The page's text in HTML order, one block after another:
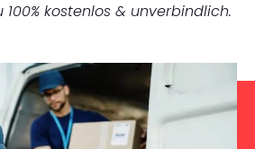
kostenlos & unverbindlich.